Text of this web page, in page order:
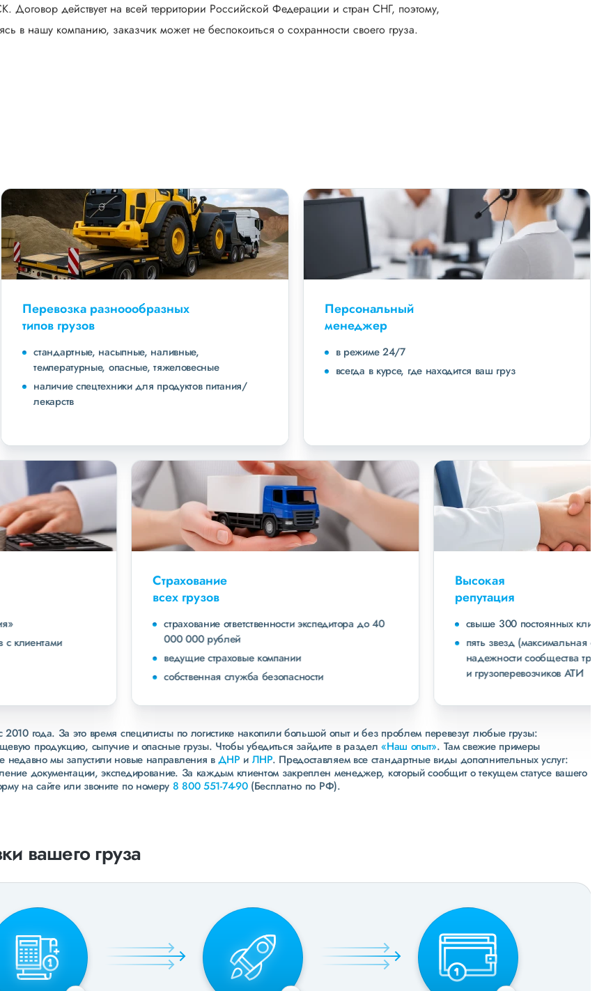
Договор действует на всей территории Российской Федерации и стран СНГ, поэтому,
в нашу компанию, заказчик может не беспокоиться о сохранности своего груза.
Перевозка разноообразных
типов грузов
стандартные, насыпные, наливные,
температурные, опасные, тяжеловесные
наличие спецтехники для продуктов питания/
лекарств
Персональный
менеджер
в режиме 24/7
всегда в курсе, где находится ваш груз
страхование ответственности экспедитора до 40
000 000 рублей
ведущие страховые компании
собственная служба безопасности
свыше 300 постоянных клиентов
пять звезд (максимальная оценка) в рейтинге
надежности сообщества транспортных компаний
года. За это время специлисты по логистике накопили большой опыт и без проблем перевезут любые грузы:
продукцию, сыпучие и опасные грузы. Чтобы убедиться зайдите в раздел«Наш опыт». Там свежие примеры
недавно мы запустили новые направления вДНР и ЛНР. Предоставляем все стандартные виды дополнительных услуг:
документации, экспедирование. За каждым клиентом закреплен менеджер, который сообщит о текущем статусе вашего
на сайте или звоните по номеру 8 800 551-74-90(Бесплатно по РФ).
вашего груза